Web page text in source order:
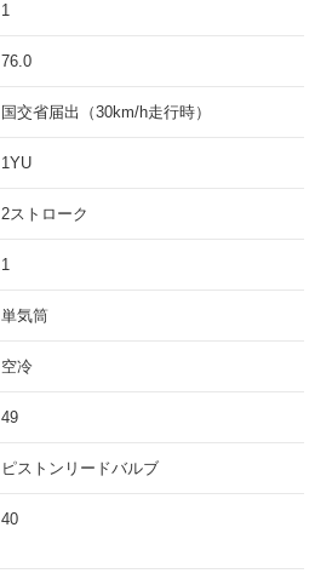
1
76.0
国交省届出（30km/h走行時）
1YU
2ストローク
1
単気筒
空冷
49
ピストンリードバルブ
40